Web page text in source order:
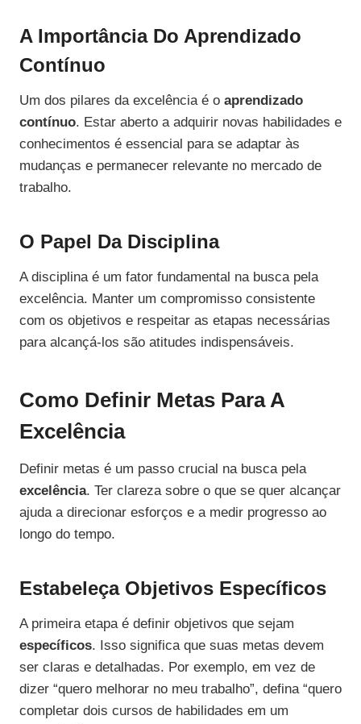
A Importância Do Aprendizado
Contínuo
Um dos pilares da excelência é o aprendizado
contínuo. Estar aberto a adquirir novas habilidades e
conhecimentos é essencial para se adaptar às
mudanças e permanecer relevante no mercado de
trabalho.
O Papel Da Disciplina
A disciplina é um fator fundamental na busca pela
excelência. Manter um compromisso consistente
com os objetivos e respeitar as etapas necessárias
para alcançá-los são atitudes indispensáveis.
Como Definir Metas Para A
Excelência
Definir metas é um passo crucial na busca pela
excelência. Ter clareza sobre o que se quer alcançar
ajuda a direcionar esforços e a medir progresso ao
longo do tempo.
Estabeleça Objetivos Específicos
A primeira etapa é definir objetivos que sejam
específicos. Isso significa que suas metas devem
ser claras e detalhadas. Por exemplo, em vez de
dizer “quero melhorar no meu trabalho”, defina “quero
completar dois cursos de habilidades em um